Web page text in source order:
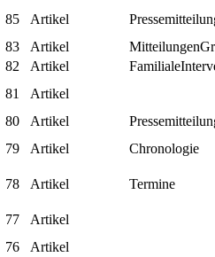
85 Artikel
83 Artikel
82 Artikel
81
Artikel
80 Artikel
79 Artikel
Chronologie
78 Artikel
Termine
77
Artikel
76
Artikel